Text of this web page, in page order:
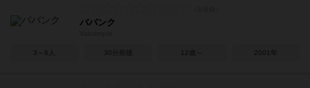
ババンク
3～6人 30分前後 12歳～ 2001年